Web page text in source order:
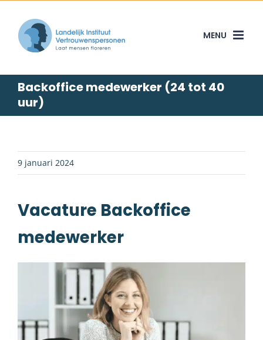
content
Backoffice medewerker (24 tot 40
uur)
9 januari 2024
Vacature Backoffice
medewerker